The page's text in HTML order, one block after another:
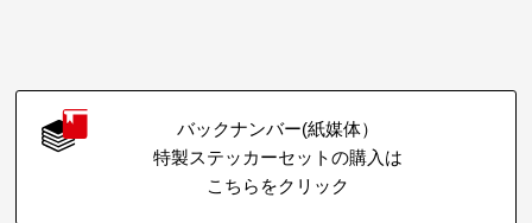
バックナンバー(紙媒体）
特製ステッカーセットの購入は
こちらをクリック